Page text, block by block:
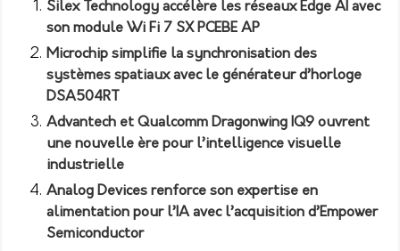
Silex Technology accélère les réseaux Edge AI avec
son module Wi Fi 7 SX PCEBE AP
Microchip simplifie la synchronisation des
systèmes spatiaux avec le générateur d’horloge
DSA504RT
Advantech et Qualcomm Dragonwing IQ9 ouvrent
une nouvelle ère pour l’intelligence visuelle
industrielle
Analog Devices renforce son expertise en
alimentation pour l’IA avec l’acquisition d’Empower
Semiconductor